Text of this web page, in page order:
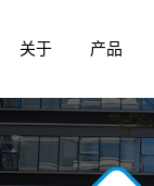
关于 产品